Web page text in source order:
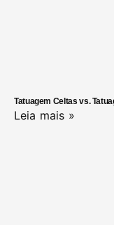
Tatuagem Celtas vs.
Leia mais »